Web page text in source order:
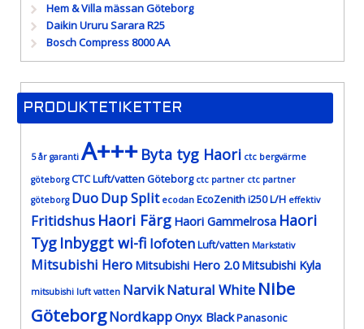
Hem & Villa mässan Göteborg
Daikin Ururu Sarara R25
Bosch Compress 8000 AA
PRODUKTETIKETTER
5 år garanti A+++ Byta tyg Haori ctc bergvärme
göteborg CTC Luft/vatten Göteborg ctc partner ctc partner
göteborg DuoDup Split ecodan EcoZenith i250 L/H effektiv
Fritidshus Haori Färg Haori Gammelrosa Haori
Tyg Inbyggt wi-fi lofotenLuft/vatten Markstativ
Mitsubishi Hero Mitsubishi Hero 2.0 Mitsubishi Kyla
mitsubishi luft vatten NarvikNatural White Nibe
GöteborgNordkappOnyx BlackPanasonic